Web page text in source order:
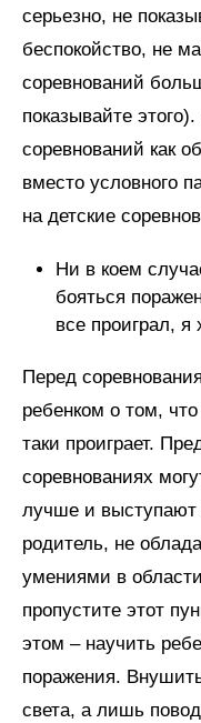
серьезно, не
беспокойство, не
соревнований
показывайте
соревнований как
вместо условного
на детские
Ни в коем
бояться
все проиграл, я
Перед
ребенком о том,
таки проиграет.
соревнованиях
лучше и
родитель, не
умениями в
пропустите этот
этом – научить
поражения.
света, а лишь